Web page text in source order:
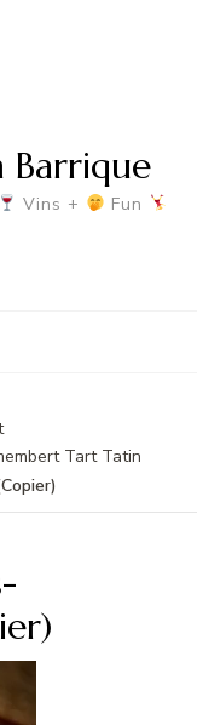
Vins + Fun
Tart Tatin